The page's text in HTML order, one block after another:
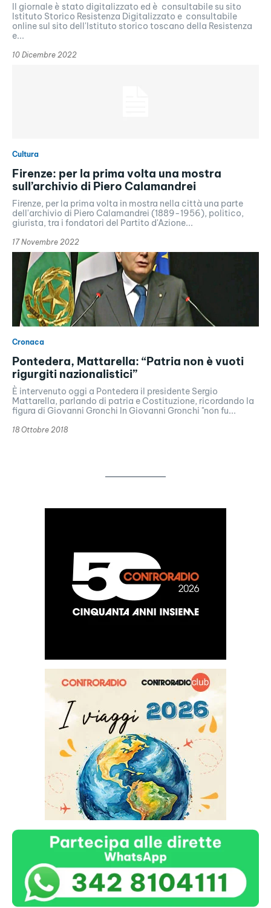
Il giornale è stato digitalizzato ed è consultabile su sito
Istituto Storico Resistenza Digitalizzato e consultabile
online sul sito dell'Istituto storico toscano della Resistenza
e...
10 Dicembre 2022
Cultura
Firenze: per la prima volta una mostra
sull’archivio di Piero Calamandrei
Firenze, per la prima volta in mostra nella città una parte
dell'archivio di Piero Calamandrei (1889-1956), politico,
giurista, tra i fondatori del Partito d'Azione...
17 Novembre 2022
Cronaca
Pontedera, Mattarella: “Patria non è vuoti
rigurgiti nazionalistici”
È intervenuto oggi a Pontedera il presidente Sergio
Mattarella, parlando di patria e Costituzione, ricordando la
figura di Giovanni Gronchi In Giovanni Gronchi "non fu...
18 Ottobre 2018